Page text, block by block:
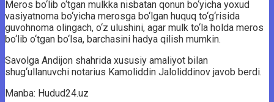
Meros bo‘lib o‘tgan mulkka nisbatan qonun bo‘yicha yoxud
vasiyatnoma bo‘yicha merosga bo‘lgan huquq to‘g‘risida
guvohnoma olingach, o‘z ulushini, agar mulk to‘la holda meros
bo‘lib o‘tgan bo‘lsa, barchasini hadya qilish mumkin.
Savolga Andijon shahrida xususiy amaliyot bilan
shug‘ullanuvchi notarius Kamoliddin Jaloliddinov javob berdi.
Manba: Hudud24.uz